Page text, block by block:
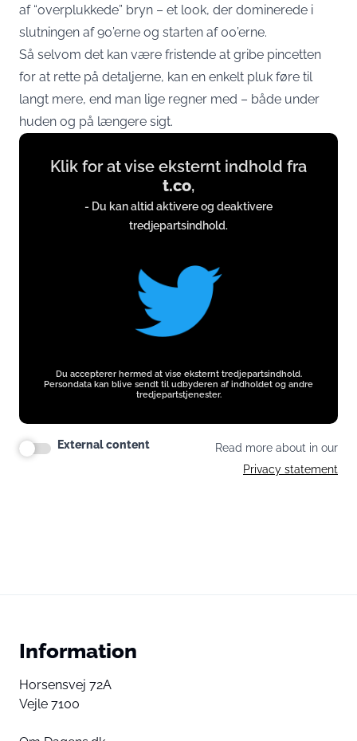
af “overplukkede” bryn – et look, der dominerede i
slutningen af 90’erne og starten af 00’erne.
Så selvom det kan være fristende at gribe pincetten
for at rette på detaljerne, kan en enkelt pluk føre til
langt mere, end man lige regner med – både under
huden og på længere sigt.
Display
contentKlik for at vise eksternt indhold fra
t.co,
- Du kan altid aktivere og deaktivere
tredjepartsindhold.
Du accepterer hermed at vise eksternt tredjepartsindhold.
Persondata kan blive sendt til udbyderen af indholdet og andre
tredjepartstjenester.
External content
Read more about in our
Privacy statement
Information
Horsensvej 72A
Vejle 7100